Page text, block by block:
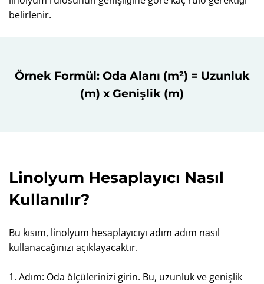
belirlenir.
Örnek Formül: Oda Alanı (m²) = Uzunluk
(m) x Genişlik (m)
Linolyum Hesaplayıcı Nasıl
Kullanılır?
Bu kısım, linolyum hesaplayıcıyı adım adım nasıl
kullanacağınızı açıklayacaktır.
1. Adım: Oda ölçülerinizi girin. Bu, uzunluk ve genişlik